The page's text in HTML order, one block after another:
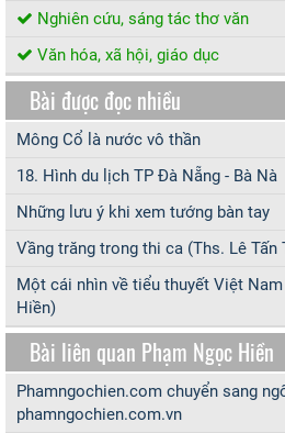
Nghiên cứu, sáng tác thơ văn
Văn hóa, xã hội, giáo dục
Bài được đọc nhiều
Mông Cổ là nước vô thần
18. Hình du lịch TP Đà Nẵng - Bà Nà
Những lưu ý khi xem tướng bàn tay
Vầng trăng trong thi ca (Ths. Lê Tấn
Một cái nhìn về tiểu thuyết Việt
Hiền)
Bài liên quan Phạm Ngọc Hiền
Phamngochien.com chuyển sang
phamngochien.com.vn